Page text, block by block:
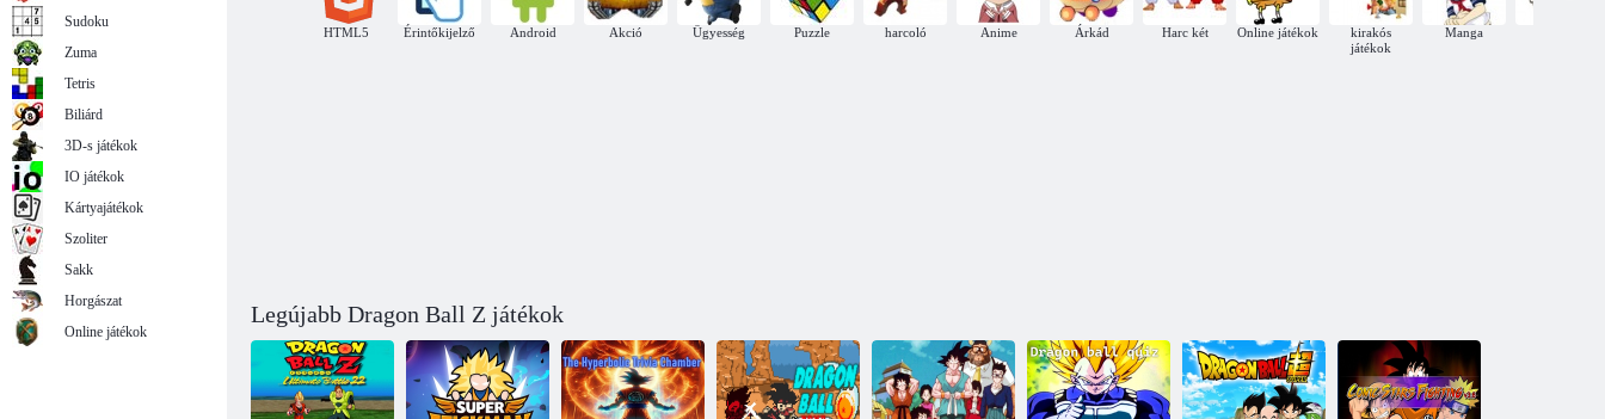
HTML5 Érintőkijelző Android Akció Ügyesség Puzzle harcoló Anime Árkád Harc két Online játékok
kirakós
játékok
Manga
Legújabb Dragon Ball Z játékok
Sudoku
Zuma
Tetris
Biliárd
3D-s játékok
IO játékok
Kártyajátékok
Szoliter
Sakk
Horgászat
Online játékok